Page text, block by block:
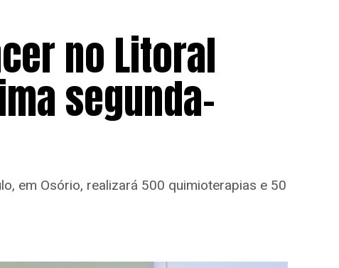
no Litoral
segunda-
em Osório, realizará 500 quimioterapias e 50